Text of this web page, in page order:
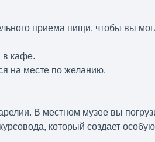
приема пищи, чтобы вы
в кафе.
на месте по желанию.
В местном музее вы
который создает